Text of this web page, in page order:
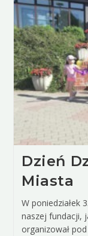
Dzień
Miasta
W poniedziałek
naszej fundacji,
organizował